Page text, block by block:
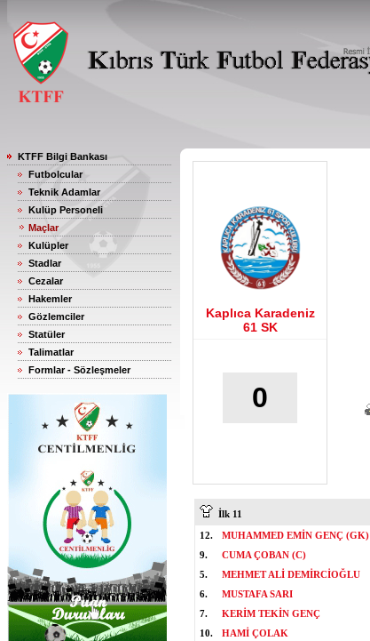
KTFF Bilgi Bankası
Futbolcular
Teknik Adamlar
Kulüp Personeli
Maçlar
Kulüpler
Stadlar
Cezalar
Hakemler
Gözlemciler
Statüler
Talimatlar
Formlar - Sözleşmeler
Kaplıca Karadeniz
61 SK
0
İlk 11
12.
MUHAMMED EMİN GENÇ (GK)
9.
CUMA ÇOBAN (C)
5.
MEHMET ALİ DEMİRCİOĞLU
6.
MUSTAFA SARI
7.
KERİM TEKİN GENÇ
10.
HAMİ ÇOLAK